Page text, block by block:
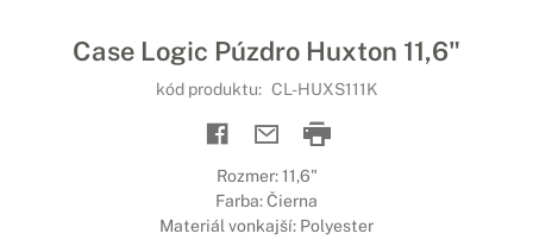
Case Logic Púzdro Huxton 11,6"
kód produktu: CL-HUXS111K
Rozmer: 11,6"
Farba: Čierna
Materiál vonkajší: Polyester